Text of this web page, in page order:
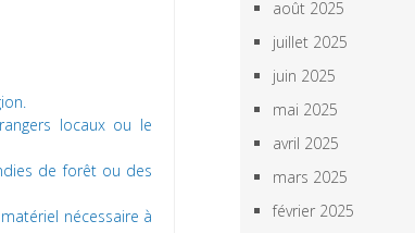
locaux ou le
de forêt ou des
nécessaire à
août 2025
juillet 2025
juin 2025
mai 2025
avril 2025
mars 2025
février 2025